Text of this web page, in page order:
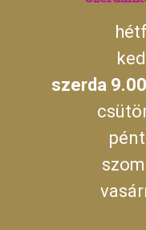
+36 (66) 650-218
https://
Naptárhoz adom
iCalendar / Outlook
Megosztom az
szerda